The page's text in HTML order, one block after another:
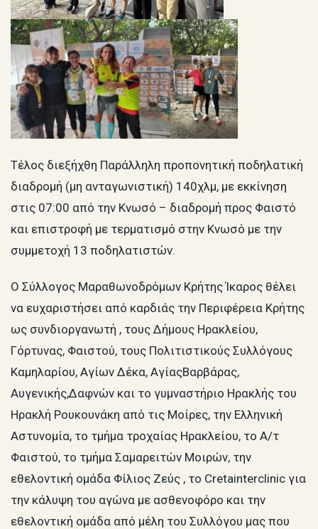
Τέλος διεξήχθη Παράλληλη προπονητική ποδηλατική
διαδρομή (μη ανταγωνιστική) 140χλμ, με εκκίνηση
στις 07:00 από την Κνωσό – διαδρομή προς Φαιστό
και επιστροφή με τερματισμό στην Κνωσό με την
συμμετοχή 13 ποδηλατιστών.
Ο Σύλλογος Μαραθωνοδρόμων Κρήτης Ίκαρος θέλει
να ευχαριστήσει από καρδιάς την Περιφέρεια Κρήτης
ως συνδιοργανωτή , τους Δήμους Ηρακλείου,
Γόρτυνας, Φαιστού, τους Πολιτιστικούς Συλλόγους
Καμηλαρίου, Αγίων Δέκα, ΑγίαςΒαρβάρας,
Αυγενικής,Δαφνών και το γυμναστήριο Ηρακλής του
Ηρακλή Ρουκουνάκη από τις Μοίρες, την Ελληνική
Αστυνομία, το τμήμα τροχαίας Ηρακλείου, το Α/τ
Φαιστού, το τμήμα Σαμαρειτών Μοιρών, την
εθελοντική ομάδα Φίλιος Ζεύς , το Cretainterclinic για
την κάλυψη του αγώνα με ασθενοφόρο και την
εθελοντική ομάδα από μέλη του Συλλόγου μας που